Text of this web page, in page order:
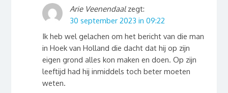
Arie Veenendaal zegt:
30 september 2023 in 09:22
Ik heb wel gelachen om het bericht van die man
in Hoek van Holland die dacht dat hij op zijn
eigen grond alles kon maken en doen. Op zijn
leeftijd had hij inmiddels toch beter moeten
weten.